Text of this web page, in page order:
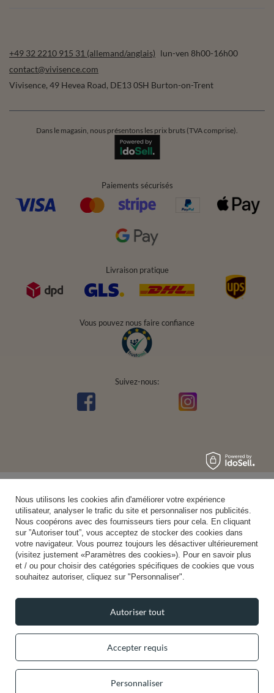
+49 32 2210 915 31 (allemand/anglais) lun-ven 8h00-16h00
contact@vivisence.com
Vivisence, 49 Hevea Road, DE13 0SH Burton-on-Trent
Dans le magasin, nous présentons les prix bruts (TVA comprise).
Paiements sécurisés
Livraison pratique
Vous pouvez nous faire confiance
Suivez-nous:
Nous utilisons les cookies afin d'améliorer votre expérience
utilisateur, analyser le trafic du site et personnaliser nos publicités.
Nous coopérons avec des fournisseurs tiers pour cela. En cliquant
sur ”Autoriser tout”, vous acceptez de stocker des cookies dans
votre navigateur. Vous pourrez toujours les désactiver ultérieurement
(visitez justement «Paramètres des cookies»). Pour en savoir plus
et / ou pour choisir des catégories spécifiques de cookies que vous
souhaitez autoriser, cliquez sur "Personnaliser".
Accepter requis
Personnaliser
Autoriser tout